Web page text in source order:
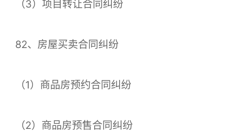
（3）项目转让合同纠纷
82、房屋买卖合同纠纷
（1）商品房预约合同纠纷
（2）商品房预售合同纠纷